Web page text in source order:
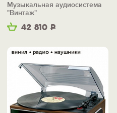
42 810 Р
Музыкальная аудиосистема
"Винтаж"